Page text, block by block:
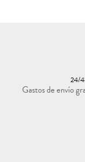
24/
Gastos de envío